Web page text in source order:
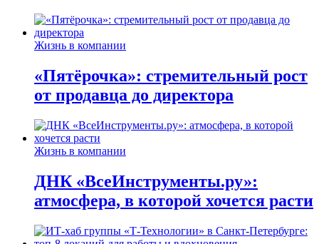
Жизнь в компании
«Пятёрочка»: стремительный рост
от продавца до директора
Жизнь в компании
ДНК «ВсеИнструменты.ру»:
атмосфера, в которой хочется расти